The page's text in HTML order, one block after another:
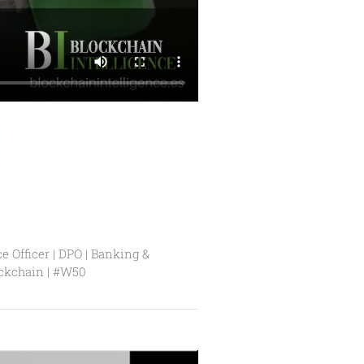
Officer | DPO | Banking &
| #W50